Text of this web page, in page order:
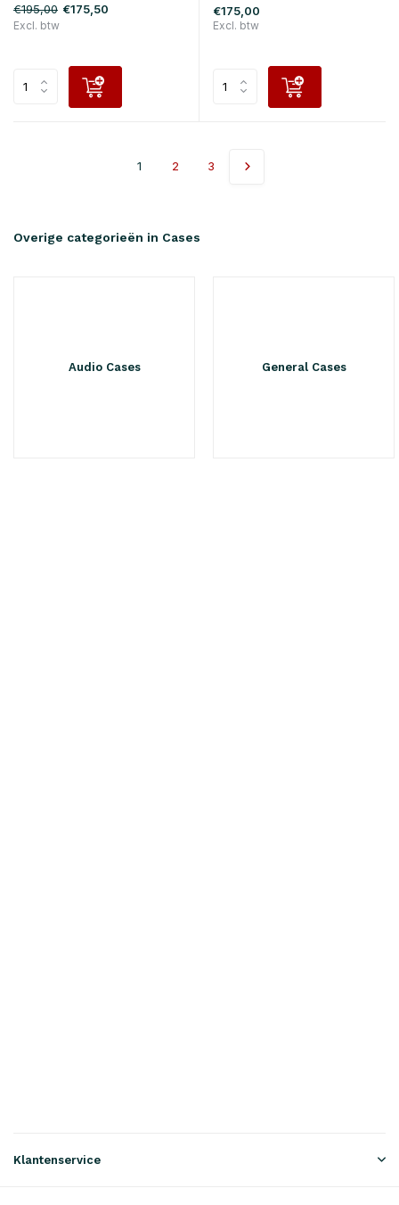
€195,00 €175,50
Excl. btw
€175,00
Excl. btw
1 2 3
Overige categorieën in Cases
Audio Cases General Cases
Klantenservice